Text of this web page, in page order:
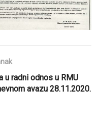
u radni odnos u RMU
avazu 28.11.2020.